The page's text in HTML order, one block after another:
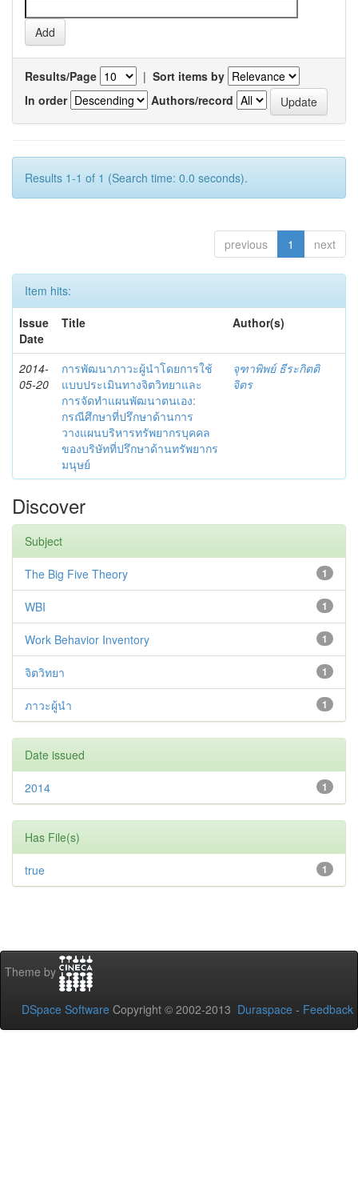
Results/Page | Sort items by
In order
Authors/record
Results 1-1 of 1 (Search time: 0.0 seconds).
previous 1 next
Item hits:
Issue
Date
Title Author(s)
2014-
05-20
การพัฒนาภาวะผู้นำโดยการใช้
แบบประเมินทางจิตวิทยาและ
การจัดทำแผนพัฒนาตนเอง:
กรณีศึกษาที่ปรึกษาด้านการ
วางแผนบริหารทรัพยากรบุคคล
ของบริษัทที่ปรึกษาด้านทรัพยากร
มนุษย์
จุฑาพิพย์ ธีระกิตติ
จิตร
Discover
Subject
1
The Big Five Theory
1
WBI
1
Work Behavior Inventory
1
จิตวิทยา
1
ภาวะผู้นำ
Date issued
1
2014
Has File(s)
1
true
Theme by
DSpace Software Copyright © 2002-2013 Duraspace - Feedback